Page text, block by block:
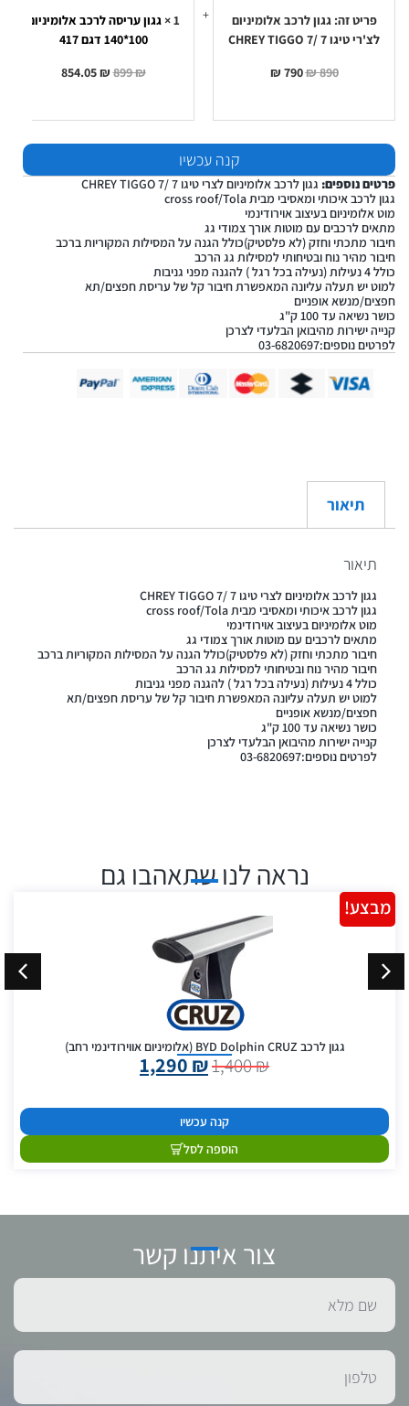
TIGGO
7
פריט זה: גגון לרכב אלומיניום
לצ'רי טיגו 7 /CHREY TIGGO 7
890
₪
790
₪
1
×גגון עריסה לרכב אלומיניום
100*140 דגם 417
899₪
854.05₪
קנה עכשיו
פרטים נוספים: גגון לרכב אלומיניום לצרי טיגו 7 /CHREY TIGGO 7
גגון לרכב איכותי ומאסיבי מבית cross roof/Tola
מוט אלומיניום בעיצוב אוירודינמי
מתאים לרכבים עם מוטות אורך צמודי גג
חיבור מתכתי וחזק (לא פלסטיק)כולל הגנה על המסילות המקוריות ברכב
חיבור מהיר נוח ובטיחותי למסילות גג הרכב
כולל 4 נעילות (נעילה בכל רגל ) להגנה מפני גניבות
למוט יש תעלה עליונה המאפשרת חיבור קל של עריסת חפצים/תא
חפצים/מנשא אופניים
כושר נשיאה עד 100 ק"ג
קנייה ישירות מהיבואן הבלעדי לצרכן
לפרטים נוספים:03-6820697
תיאור
תיאור
גגון לרכב אלומיניום לצרי טיגו 7 /CHREY TIGGO 7
גגון לרכב איכותי ומאסיבי מבית cross roof/Tola
מוט אלומיניום בעיצוב אוירודינמי
מתאים לרכבים עם מוטות אורך צמודי גג
חיבור מתכתי וחזק (לא פלסטיק)כולל הגנה על המסילות המקוריות ברכב
חיבור מהיר נוח ובטיחותי למסילות גג הרכב
כולל 4 נעילות (נעילה בכל רגל ) להגנה מפני גניבות
למוט יש תעלה עליונה המאפשרת חיבור קל של עריסת חפצים/תא
חפצים/מנשא אופניים
כושר נשיאה עד 100 ק"ג
קנייה ישירות מהיבואן הבלעדי לצרכן
לפרטים נוספים:03-6820697
נראה לנו שתאהבו גם
גגון לרכב BYD Dolphin CRUZ (אלומיניום אווירודינמי רחב)
1,400₪
1,290 ₪
קנה עכשיו
הוספה לסל
מבצע!
צור איתנו קשר